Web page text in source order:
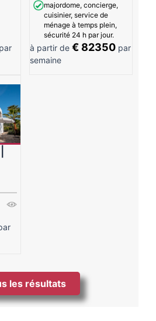
par
majordome, concierge,
cuisinier, service de
ménage à temps plein,
sécurité 24 h par jour.
à partir de€ 82350 par
semaine
les résultats